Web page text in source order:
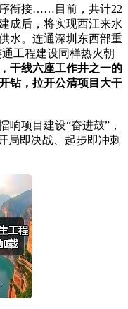
衔接……目前，共计22
成后，将实现西江来水
水。连通深圳东西部重
工程建设同样热火朝
干线六座工作井之一的
钻，拉开公清项目大干
项目建设“奋进鼓”，
局即决战、起步即冲刺